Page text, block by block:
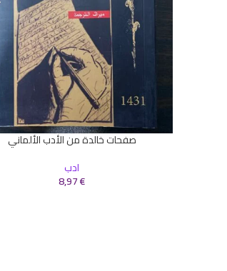
إضافة إلى السلةصفحات خالدة من الأدب الألماني
ادب
8,97€